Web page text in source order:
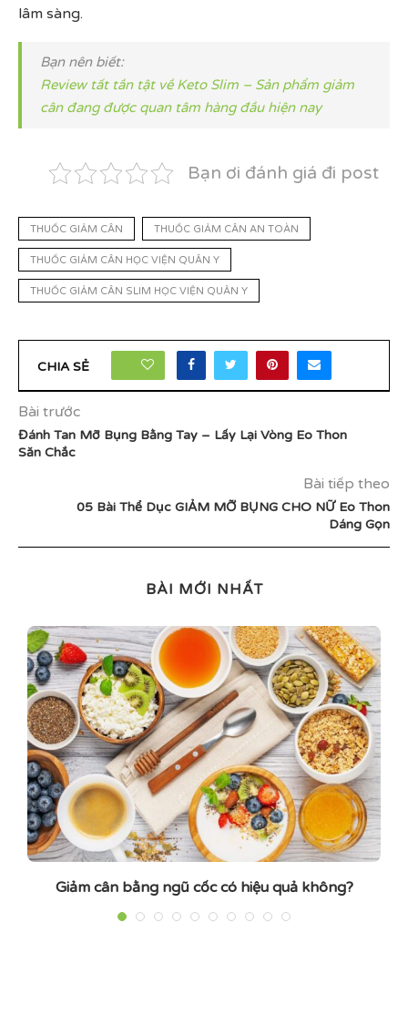
lâm sàng.
Bạn nên biết:
Review tất tần tật về Keto Slim – Sản phẩm giảm
cân đang được quan tâm hàng đầu hiện nay
Bạn ơi đánh giá đi post
THUỐC GIẢM CÂN THUỐC GIẢM CÂN AN TOÀN
THUỐC GIẢM CÂN HỌC VIỆN QUÂN Y
THUỐC GIẢM CÂN SLIM HỌC VIỆN QUÂN Y
CHIA SẺ
Bài trước
Đánh Tan Mỡ Bụng Bằng Tay – Lấy Lại Vòng Eo Thon
Săn Chắc
Bài tiếp theo
05 Bài Thể Dục GIẢM MỠ BỤNG CHO NỮ Eo Thon
Dáng Gọn
BÀI MỚI NHẤT
Giảm cân bằng ngũ cốc có hiệu quả không?